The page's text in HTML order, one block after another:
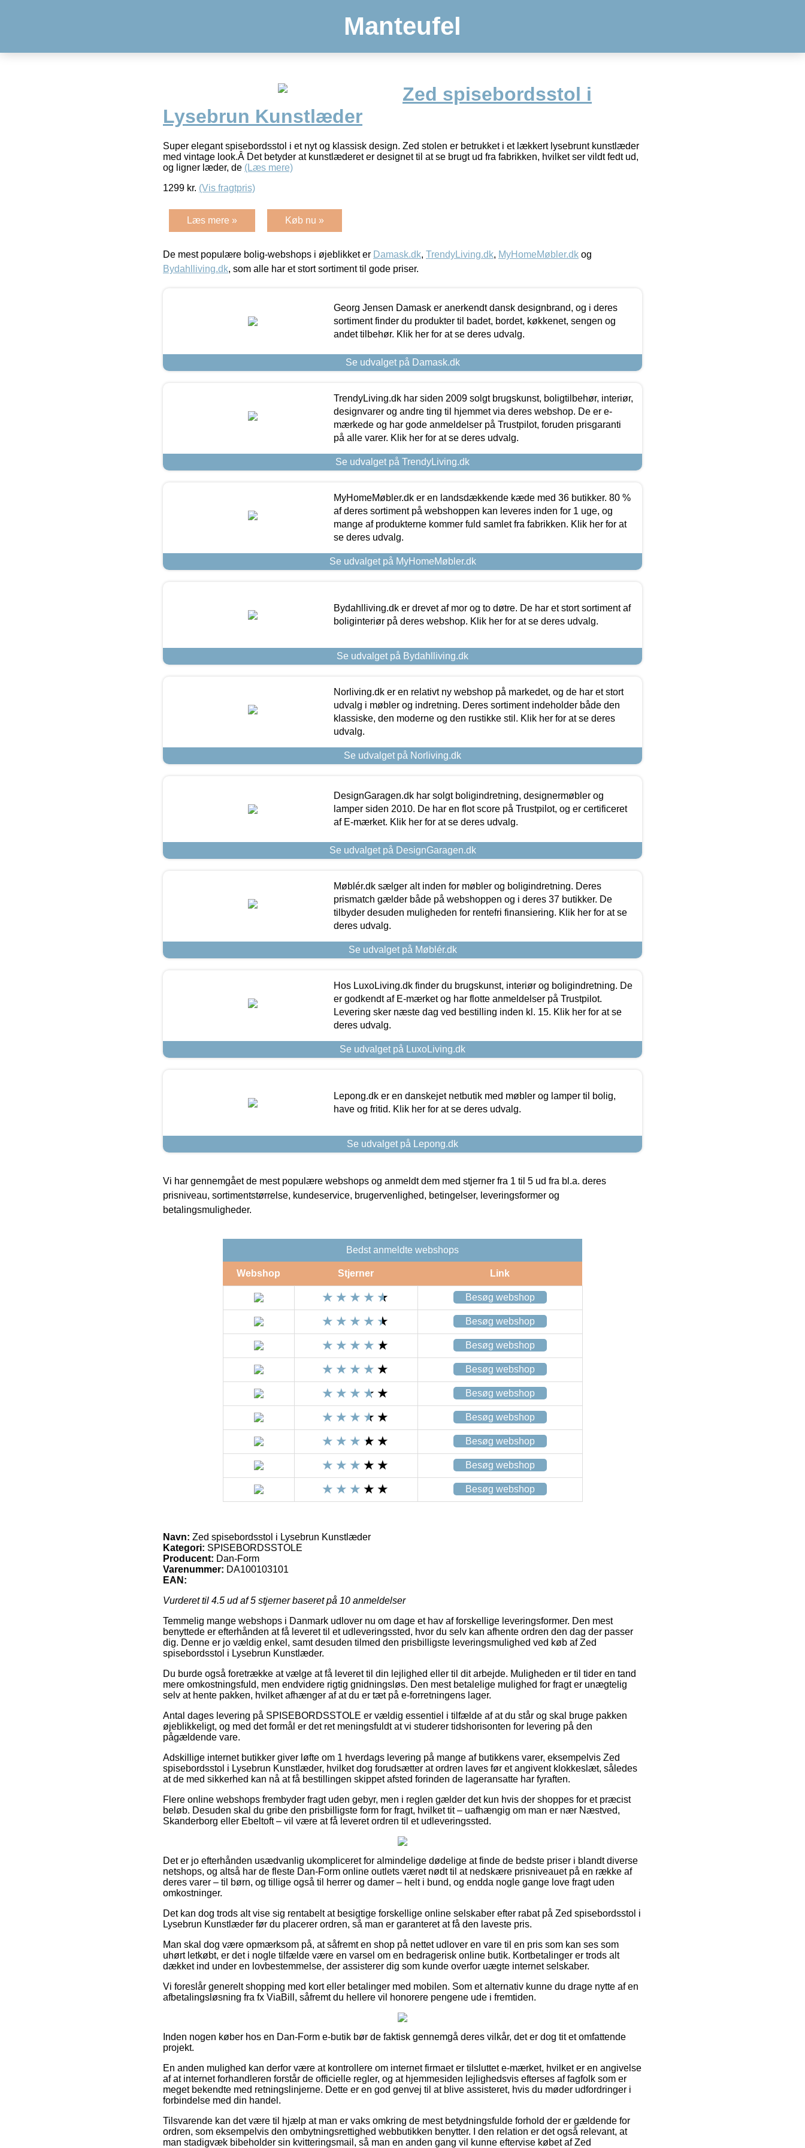
Manteufel
Zed spisebordsstol i
Lysebrun Kunstlæder
Super elegant spisebordsstol i et nyt og klassisk design. Zed stolen er betrukket i et lækkert lysebrunt kunstlæder
med vintage look.Â Det betyder at kunstlæderet er designet til at se brugt ud fra fabrikken, hvilket ser vildt fedt ud,
og ligner læder, de (Læs mere)
1299 kr. (Vis fragtpris)
Læs mere » Køb nu »
De mest populære bolig-webshops i øjeblikket er Damask.dk, TrendyLiving.dk, MyHomeMøbler.dk og
Bydahlliving.dk, som alle har et stort sortiment til gode priser.
Georg Jensen Damask er anerkendt dansk designbrand, og i deres
sortiment finder du produkter til badet, bordet, køkkenet, sengen og
andet tilbehør. Klik her for at se deres udvalg.
Se udvalget på Damask.dk
TrendyLiving.dk har siden 2009 solgt brugskunst, boligtilbehør, interiør,
designvarer og andre ting til hjemmet via deres webshop. De er e-
mærkede og har gode anmeldelser på Trustpilot, foruden prisgaranti
på alle varer. Klik her for at se deres udvalg.
Se udvalget på TrendyLiving.dk
MyHomeMøbler.dk er en landsdækkende kæde med 36 butikker. 80 %
af deres sortiment på webshoppen kan leveres inden for 1 uge, og
mange af produkterne kommer fuld samlet fra fabrikken. Klik her for at
se deres udvalg.
Se udvalget på MyHomeMøbler.dk
Bydahlliving.dk er drevet af mor og to døtre. De har et stort sortiment af
boliginteriør på deres webshop. Klik her for at se deres udvalg.
Se udvalget på Bydahlliving.dk
Norliving.dk er en relativt ny webshop på markedet, og de har et stort
udvalg i møbler og indretning. Deres sortiment indeholder både den
klassiske, den moderne og den rustikke stil. Klik her for at se deres
udvalg.
Se udvalget på Norliving.dk
DesignGaragen.dk har solgt boligindretning, designermøbler og
lamper siden 2010. De har en flot score på Trustpilot, og er certificeret
af E-mærket. Klik her for at se deres udvalg.
Se udvalget på DesignGaragen.dk
Møblér.dk sælger alt inden for møbler og boligindretning. Deres
prismatch gælder både på webshoppen og i deres 37 butikker. De
tilbyder desuden muligheden for rentefri finansiering. Klik her for at se
deres udvalg.
Se udvalget på Møblér.dk
Hos LuxoLiving.dk finder du brugskunst, interiør og boligindretning. De
er godkendt af E-mærket og har flotte anmeldelser på Trustpilot.
Levering sker næste dag ved bestilling inden kl. 15. Klik her for at se
deres udvalg.
Se udvalget på LuxoLiving.dk
Lepong.dk er en danskejet netbutik med møbler og lamper til bolig,
have og fritid. Klik her for at se deres udvalg.
Se udvalget på Lepong.dk
Vi har gennemgået de mest populære webshops og anmeldt dem med stjerner fra 1 til 5 ud fra bl.a. deres
prisniveau, sortimentstørrelse, kundeservice, brugervenlighed, betingelser, leveringsformer og
betalingsmuligheder.
Bedst anmeldte webshops
Webshop Stjerner Link
Besøg webshop
Besøg webshop
Besøg webshop
Besøg webshop
Besøg webshop
Besøg webshop
Besøg webshop
Besøg webshop
Besøg webshop
Navn: Zed spisebordsstol i Lysebrun Kunstlæder
Kategori: SPISEBORDSSTOLE
Producent: Dan-Form
Varenummer: DA100103101
EAN:
Vurderet til 4.5 ud af 5 stjerner baseret på 10 anmeldelser
Temmelig mange webshops i Danmark udlover nu om dage et hav af forskellige leveringsformer. Den mest
benyttede er efterhånden at få leveret til et udleveringssted, hvor du selv kan afhente ordren den dag der passer
dig. Denne er jo vældig enkel, samt desuden tilmed den prisbilligste leveringsmulighed ved køb af Zed
spisebordsstol i Lysebrun Kunstlæder.
Du burde også foretrække at vælge at få leveret til din lejlighed eller til dit arbejde. Muligheden er til tider en tand
mere omkostningsfuld, men endvidere rigtig gnidningsløs. Den mest betalelige mulighed for fragt er unægtelig
selv at hente pakken, hvilket afhænger af at du er tæt på e-forretningens lager.
Antal dages levering på SPISEBORDSSTOLE er vældig essentiel i tilfælde af at du står og skal bruge pakken
øjeblikkeligt, og med det formål er det ret meningsfuldt at vi studerer tidshorisonten for levering på den
pågældende vare.
Adskillige internet butikker giver løfte om 1 hverdags levering på mange af butikkens varer, eksempelvis Zed
spisebordsstol i Lysebrun Kunstlæder, hvilket dog forudsætter at ordren laves før et angivent klokkeslæt, således
at de med sikkerhed kan nå at få bestillingen skippet afsted forinden de lageransatte har fyraften.
Flere online webshops frembyder fragt uden gebyr, men i reglen gælder det kun hvis der shoppes for et præcist
beløb. Desuden skal du gribe den prisbilligste form for fragt, hvilket tit – uafhængig om man er nær Næstved,
Skanderborg eller Ebeltoft – vil være at få leveret ordren til et udleveringssted.
Det er jo efterhånden usædvanlig ukompliceret for almindelige dødelige at finde de bedste priser i blandt diverse
netshops, og altså har de fleste Dan-Form online outlets været nødt til at nedskære prisniveauet på en række af
deres varer – til børn, og tillige også til herrer og damer – helt i bund, og endda nogle gange love fragt uden
omkostninger.
Det kan dog trods alt vise sig rentabelt at besigtige forskellige online selskaber efter rabat på Zed spisebordsstol i
Lysebrun Kunstlæder før du placerer ordren, så man er garanteret at få den laveste pris.
Man skal dog være opmærksom på, at såfremt en shop på nettet udlover en vare til en pris som kan ses som
uhørt letkøbt, er det i nogle tilfælde være en varsel om en bedragerisk online butik. Kortbetalinger er trods alt
dækket ind under en lovbestemmelse, der assisterer dig som kunde overfor uægte internet selskaber.
Vi foreslår generelt shopping med kort eller betalinger med mobilen. Som et alternativ kunne du drage nytte af en
afbetalingsløsning fra fx ViaBill, såfremt du hellere vil honorere pengene ude i fremtiden.
Inden nogen køber hos en Dan-Form e-butik bør de faktisk gennemgå deres vilkår, det er dog tit et omfattende
projekt.
En anden mulighed kan derfor være at kontrollere om internet firmaet er tilsluttet e-mærket, hvilket er en angivelse
af at internet forhandleren forstår de officielle regler, og at hjemmesiden lejlighedsvis efterses af fagfolk som er
meget bekendte med retningslinjerne. Dette er en god genvej til at blive assisteret, hvis du møder udfordringer i
forbindelse med din handel.
Tilsvarende kan det være til hjælp at man er vaks omkring de mest betydningsfulde forhold der er gældende for
ordren, som eksempelvis den ombytningsrettighed webbutikken benytter. I den relation er det også relevant, at
man stadigvæk bibeholder sin kvitteringsmail, så man en anden gang vil kunne eftervise købet af Zed